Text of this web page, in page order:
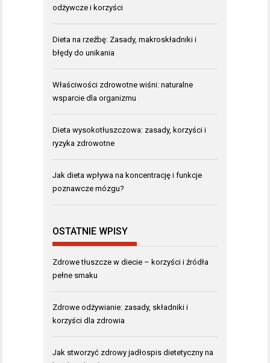
odżywcze i korzyści
Dieta na rzeźbę: Zasady, makroskładniki i
błędy do unikania
Właściwości zdrowotne wiśni: naturalne
wsparcie dla organizmu
Dieta wysokotłuszczowa: zasady, korzyści i
ryzyka zdrowotne
Jak dieta wpływa na koncentrację i funkcje
poznawcze mózgu?
OSTATNIE WPISY
Zdrowe tłuszcze w diecie – korzyści i źródła
pełne smaku
Zdrowe odżywianie: zasady, składniki i
korzyści dla zdrowia
Jak stworzyć zdrowy jadłospis dietetyczny na